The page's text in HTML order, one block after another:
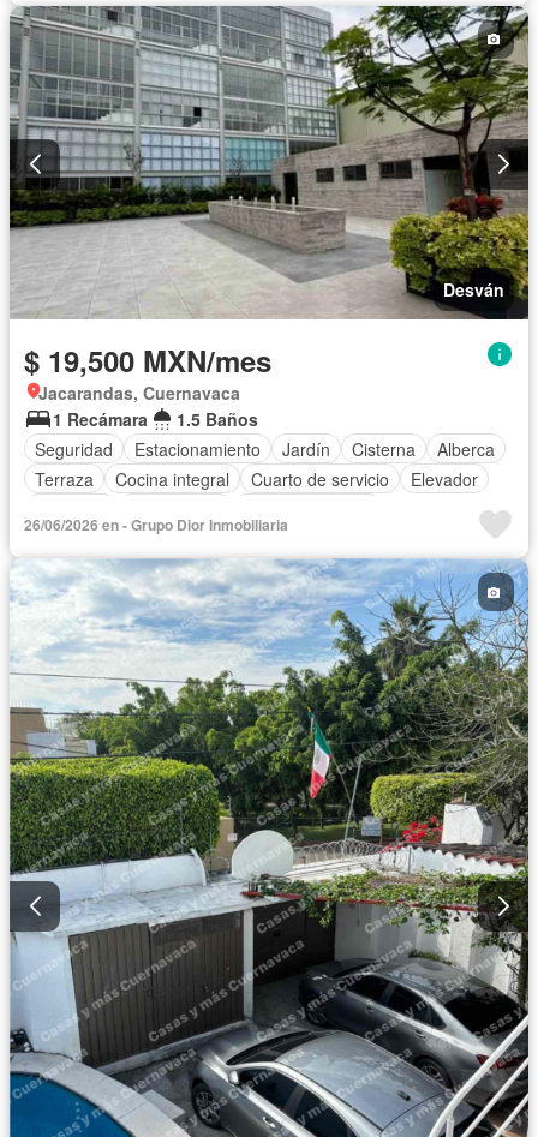
Completamente amueblado
Desván
$ 19,500 MXN/mes
Jacarandas, Cuernavaca
1 Recámara
1.5 Baños
Seguridad
Estacionamiento Jardín Cisterna
Alberca
Terraza
Cocina integral Cuarto de servicio
Elevador
Cancha de tenis
Wifi Permite mascotas
26/06/2026 en - Grupo Dior Inmobiliaria